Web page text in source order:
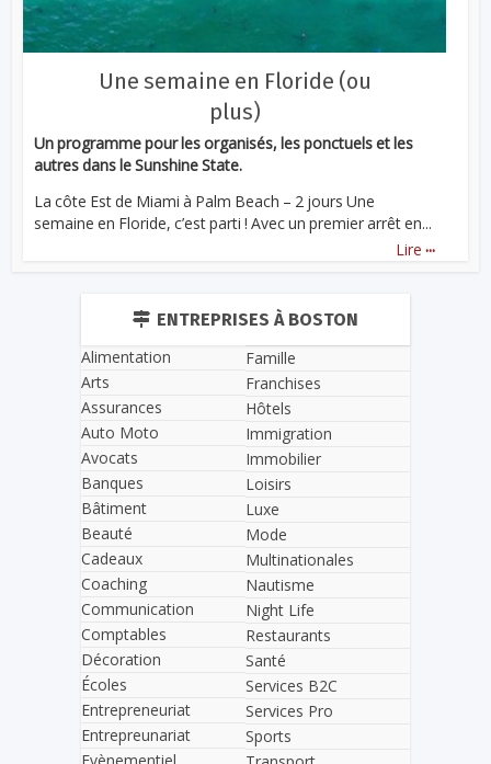
Une semaine en Floride (ou
plus)
Un programme pour les organisés, les ponctuels et les
autres dans le Sunshine State.
La côte Est de Miami à Palm Beach – 2 jours Une
semaine en Floride, c’est parti ! Avec un premier arrêt en...
Lire ...
ENTREPRISES À BOSTON
Alimentation
Arts
Assurances
Auto Moto
Avocats
Banques
Bâtiment
Beauté
Cadeaux
Coaching
Communication
Comptables
Décoration
Écoles
Entrepreneuriat
Entrepreunariat
Famille
Franchises
Hôtels
Immigration
Immobilier
Loisirs
Luxe
Mode
Multinationales
Nautisme
Night Life
Restaurants
Santé
Services B2C
Services Pro
Sports